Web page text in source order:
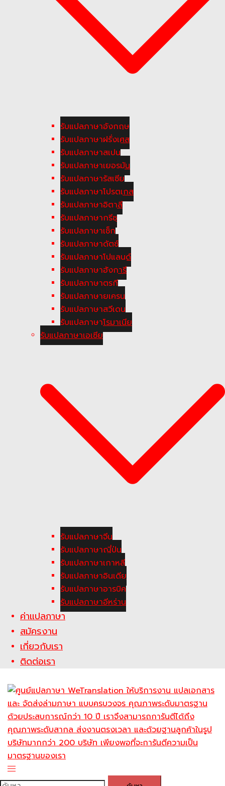
รับแปลภาษาอังกฤษ
รับแปลภาษาฝรั่งเศส
รับแปลภาษาสเปน
รับแปลภาษาเยอรมัน
รับแปลภาษารัสเซีย
รับแปลภาษาโปรตุเกส
รับแปลภาษาอิตาลี
รับแปลภาษากรีซ
รับแปลภาษาเช็ก
รับแปลภาษาดัตซ์
รับแปลภาษาโปแลนด์
รับแปลภาษาฮังการี
รับแปลภาษาตูรกี
รับแปลภาษายูเครน
รับแปลภาษาสวีเดน
รับแปลภาษาโรมาเนีย
รับแปลภาษาเอเซีย
รับแปลภาษาจีน
รับแปลภาษาญี่ปุ่น
รับแปลภาษาเกาหลี
รับแปลภาษาอินเดีย
รับแปลภาษาอารบิค
รับแปลภาษาอีหร่าน
ค่าแปลภาษา
สมัครงาน
เกี่ยวกับเรา
ติดต่อเรา
Toggle
menu